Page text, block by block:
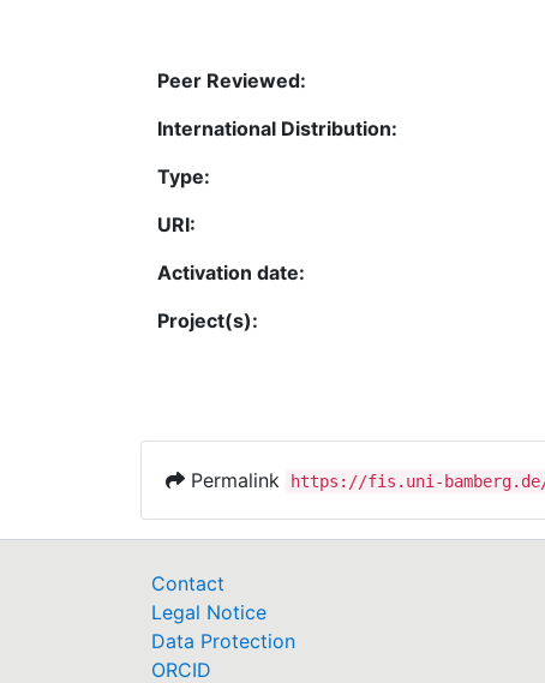
Peer Reviewed:
International Distribution:
Type:
URI:
Activation date:
Project(s):
Permalink https://fis.uni-bamberg.de/
Contact
Legal Notice
Data Protection
ORCID